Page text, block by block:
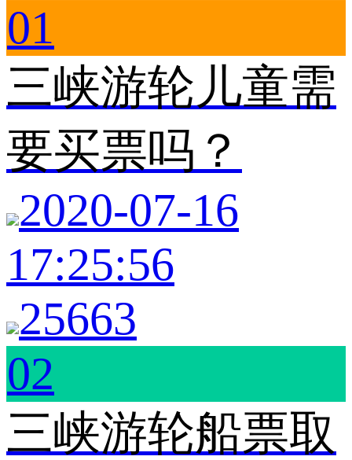
01
三峡游轮儿童需
要买票吗？
2020-07-16
17:25:56
25663
02
三峡游轮船票取